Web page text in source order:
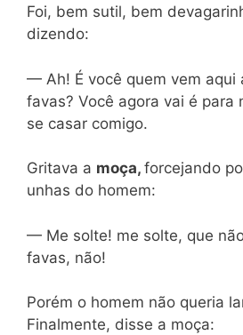
Foi, bem sutil, bem
dizendo:
— Ah! É você quem vem aqui
favas? Você agora vai é para
se casar comigo.
Gritava a moça, forcejando
unhas do homem:
— Me solte! me solte, que
favas, não!
Porém o homem não queria
Finalmente, disse a moça: